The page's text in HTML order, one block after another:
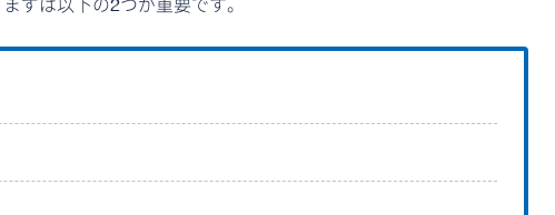
ずは以下の2つが重要です。